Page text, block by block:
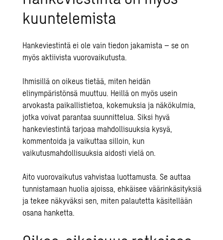
kuuntelemista
Hankeviestintä ei ole vain tiedon jakamista – se on
myös aktiivista vuorovaikutusta.
Ihmisillä on oikeus tietää, miten heidän
elinympäristönsä muuttuu. Heillä on myös usein
arvokasta paikallistietoa, kokemuksia ja näkökulmia,
jotka voivat parantaa suunnittelua. Siksi hyvä
hankeviestintä tarjoaa mahdollisuuksia kysyä,
kommentoida ja vaikuttaa silloin, kun
vaikutusmahdollisuuksia aidosti vielä on.
Aito vuorovaikutus vahvistaa luottamusta. Se auttaa
tunnistamaan huolia ajoissa, ehkäisee väärinkäsityksiä
ja tekee näkyväksi sen, miten palautetta käsitellään
osana hanketta.